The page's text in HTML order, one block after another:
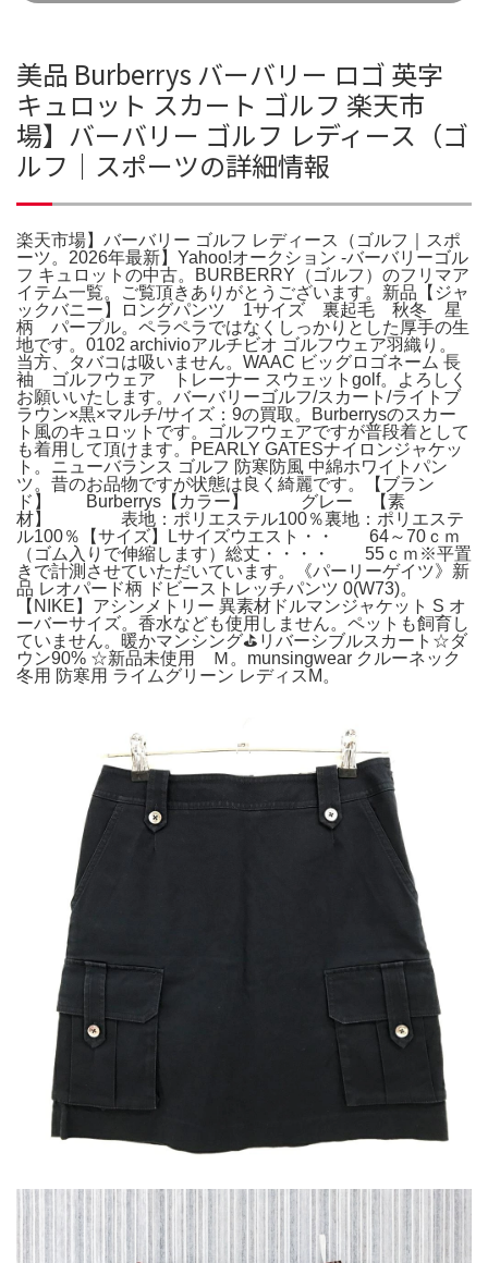
美品 Burberrys バーバリー ロゴ 英字
キュロット スカート ゴルフ 楽天市
場】バーバリー ゴルフ レディース（ゴ
ルフ｜スポーツの詳細情報
楽天市場】バーバリー ゴルフ レディース（ゴルフ｜スポ
ーツ。2026年最新】Yahoo!オークション -バーバリーゴル
フ キュロットの中古。BURBERRY（ゴルフ）のフリマア
イテム一覧。ご覧頂きありがとうございます。新品【ジャ
ックバニー】ロングパンツ 1サイズ 裏起毛 秋冬 星
柄 パープル。ペラペラではなくしっかりとした厚手の生
地です。0102 archivioアルチビオ ゴルフウェア羽織り。
当方、タバコは吸いません。WAAC ビッグロゴネーム 長
袖 ゴルフウェア トレーナー スウェットgolf。よろしく
お願いいたします。バーバリーゴルフ/スカート/ライトブ
ラウン×黒×マルチ/サイズ：9の買取。Burberrysのスカー
ト風のキュロットです。ゴルフウェアですが普段着として
も着用して頂けます。PEARLY GATESナイロンジャケッ
ト。ニューバランス ゴルフ 防寒防風 中綿ホワイトパン
ツ。昔のお品物ですが状態は良く綺麗です。【ブラン
ド】 Burberrys【カラー】 グレー 【素
材】 表地：ポリエステル100％裏地：ポリエステ
ル100％【サイズ】Lサイズウエスト・・ 64～70ｃｍ
（ゴム入りで伸縮します）総丈・・・・ 55ｃｍ※平置
きで計測させていただいています。《パーリーゲイツ》新
品 レオパード柄 ドビーストレッチパンツ 0(W73)。
【NIKE】アシンメトリー 異素材ドルマンジャケット S オ
ーバーサイズ。香水なども使用しません。ペットも飼育し
ていません。暖かマンシング⛳️リバーシブルスカート☆ダ
ウン90% ☆新品未使用 Ｍ。munsingwear クルーネック
冬用 防寒用 ライムグリーン レディスМ。